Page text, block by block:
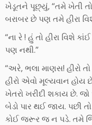
ખેડૂતને પૂછ્યું, “તમે ખેતી તો
બરાબર છે પણ તમે હીરા
“ના રે ! હું તો હીરા વિશે
પણ નથી.”
“અરે, ભલા માણસ! હીરો
હીરો એવો મૂલ્યવાન હોય
ખેતરો ખરીદી શકાય છે.
બેડો પાર થઈ જાય. પછી
કોઈ જરૂર જ ન પડે. તમે